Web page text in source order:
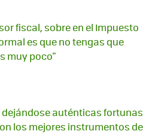
fiscal, sobre en el Impuesto
es que no tengas que
muy poco"
auténticas fortunas
los mejores instrumentos de